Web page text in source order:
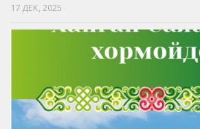
17 ДЕК, 2025